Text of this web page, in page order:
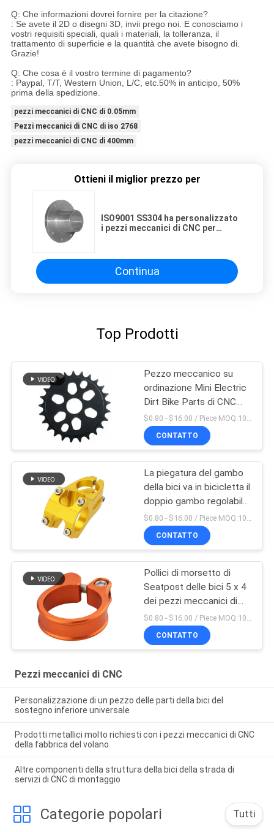
Q: Che informazioni dovrei fornire per la citazione?
: Se avete il 2D o disegni 3D, invii prego noi. E conosciamo i
vostri requisiti speciali, quali i materiali, la tolleranza, il
trattamento di superficie e la quantità che avete bisogno di.
Grazie!
Q: Che cosa è il vostro termine di pagamento?
: Paypal, T/T, Western Union, L/C, etc.50% in anticipo, 50%
prima della spedizione.
pezzi meccanici di CNC di 0.05mm
Pezzi meccanici di CNC di iso 2768
pezzi meccanici di CNC di 400mm
Ottieni il miglior prezzo per
ISO9001 SS304 ha personalizzato
i pezzi meccanici di CNC per
Continua
Top Prodotti
Pezzo meccanico su
ordinazione Mini Electric
Dirt Bike Parts di CNC
dell'OEM
$0.80 - $16.00 / Piece MOQ:10 pezzi
CONTATTO
La piegatura del gambo
della bici va in bicicletta il
doppio gambo regolabile
fatto in Cina
$0.80 - $16.00 / Piece MOQ:10 pezzi
CONTATTO
Pollici di morsetto di
Seatpost delle bici 5 x 4
dei pezzi meccanici di
CNC di precisione
CONTATTO
Pezzi meccanici di CNC
Personalizzazione di un pezzo delle parti della bici del
sostegno inferiore universale
Prodotti metallici molto richiesti con i pezzi meccanici di CNC
della fabbrica del volano
Altre componenti della struttura della bici della strada di
servizi di CNC di montaggio
Categorie popolari Tutti